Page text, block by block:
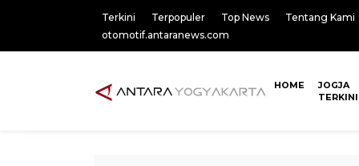
Terkini Terpopuler Top News
Tentang Kami
otomotif.antaranews.com
HOME
JOGJA
TERKINI